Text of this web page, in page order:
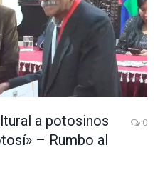
a potosinos
– Rumbo al
0